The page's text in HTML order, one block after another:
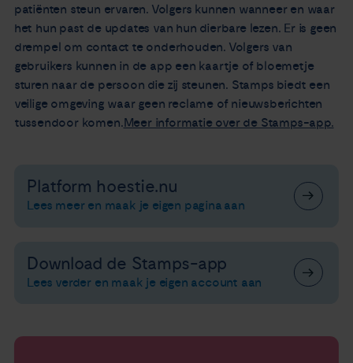
patiënten steun ervaren. Volgers kunnen wanneer en waar
het hun past de updates van hun dierbare lezen. Er is geen
drempel om contact te onderhouden. Volgers van
gebruikers kunnen in de app een kaartje of bloemetje
sturen naar de persoon die zij steunen. Stamps biedt een
veilige omgeving waar geen reclame of nieuwsberichten
tussendoor komen.Meer informatie over de Stamps-app.
Platform hoestie.nu
Lees meer en maak je eigen pagina aan
Download de Stamps-app
Lees verder en maak je eigen account aan